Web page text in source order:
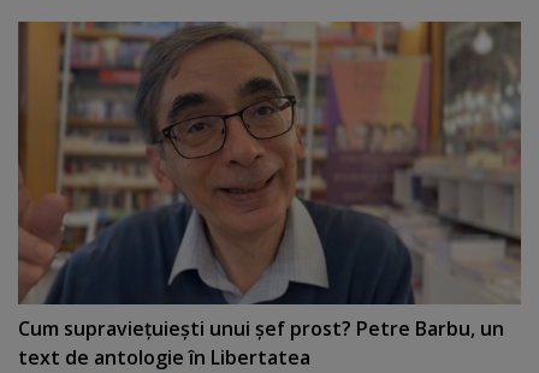
Cum supravieţuieşti unui şef prost? Petre Barbu, un
text de antologie în Libertatea